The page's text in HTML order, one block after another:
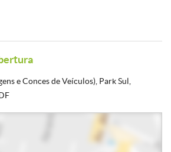
e Conces de Veículos), Park Sul,